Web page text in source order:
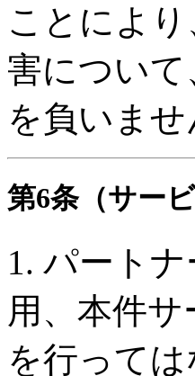
ことによ
害につい
を負いませ
第6条（サー
1. パート
用、本件
を行って